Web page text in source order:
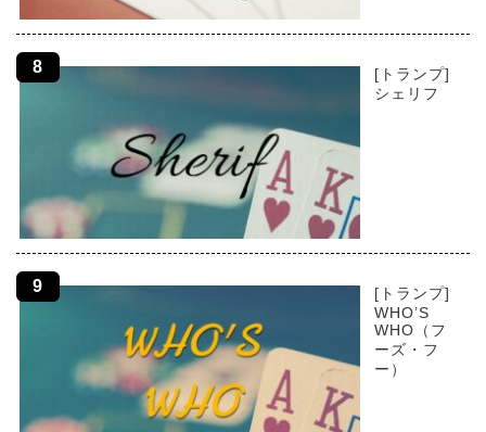
[トランプ]
シェリフ
[トランプ]
WHO’S
WHO（フ
ーズ・フ
ー）